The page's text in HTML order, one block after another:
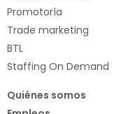
Promotoría
Trade marketing
BTL
Staffing On Demand
Quiénes somos